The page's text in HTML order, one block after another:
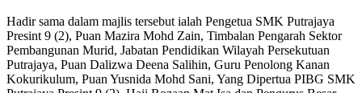
Hadir sama dalam majlis tersebut ialah Pengetua SMK Putrajaya
Presint 9 (2), Puan Mazira Mohd Zain, Timbalan Pengarah Sektor
Pembangunan Murid, Jabatan Pendidikan Wilayah Persekutuan
Putrajaya, Puan Dalizwa Deena Salihin, Guru Penolong Kanan
Kokurikulum, Puan Yusnida Mohd Sani, Yang Dipertua PIBG SMK